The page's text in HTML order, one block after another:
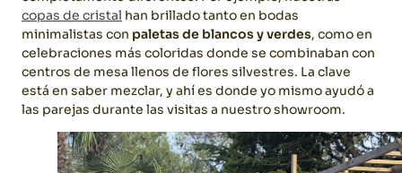
copas de cristal han brillado tanto en bodas
minimalistas con paletas de blancos y verdes, como en
celebraciones más coloridas donde se combinaban con
centros de mesa llenos de flores silvestres. La clave
está en saber mezclar, y ahí es donde yo mismo ayudó a
las parejas durante las visitas a nuestro showroom.